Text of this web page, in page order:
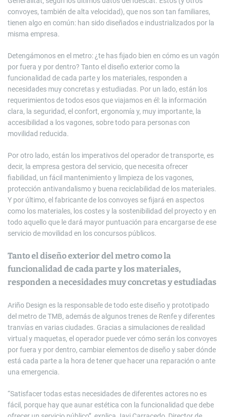
convoyes, también de alta velocidad), que nos son tan familiares,
tienen algo en común: han sido diseñados e industrializados por la
misma empresa.
Detengámonos en el metro: ¿te has fijado bien en cómo es un vagón
por fuera y por dentro? Tanto el diseño exterior como la
funcionalidad de cada parte y los materiales, responden a
necesidades muy concretas y estudiadas. Por un lado, están los
requerimientos de todos esos que viajamos en él: la información
clara, la seguridad, el confort, ergonomía y, muy importante, la
accesibilidad a los vagones, sobre todo para personas con
movilidad reducida.
Por otro lado, están los imperativos del operador de transporte, es
decir, la empresa gestora del servicio, que necesita ofrecer
fiabilidad, un fácil mantenimiento y limpieza de los vagones,
protección antivandalismo y buena reciclabilidad de los materiales.
Y por último, el fabricante de los convoyes se fijará en aspectos
como los materiales, los costes y la sostenibilidad del proyecto y en
todo aquello que le dará mayor puntuación para encargarse de ese
servicio de movilidad en los concursos públicos.
Tanto el diseño exterior del metro como la
funcionalidad de cada parte y los materiales,
responden a necesidades muy concretas y estudiadas
Ariño Design es la responsable de todo este diseño y prototipado
del metro de TMB, además de algunos trenes de Renfe y diferentes
tranvías en varias ciudades. Gracias a simulaciones de realidad
virtual y maquetas, el operador puede ver cómo serán los convoyes
por fuera y por dentro, cambiar elementos de diseño y saber dónde
está cada parte a la hora de tener que hacer una reparación o ante
una emergencia.
“Satisfacer todas estas necesidades de diferentes actores no es
fácil, porque hay que aunar estética con la funcionalidad que debe